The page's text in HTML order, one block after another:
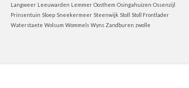
Langweer Leeuwarden Lemmer Oosthem Osingahuizen Ossenzijl
Prinsentuin Sloep Sneekermeer Steenwijk Stoll Stoll Frontlader
Waterstaete Wolsum Wommels Wyns Zandburen zwolle